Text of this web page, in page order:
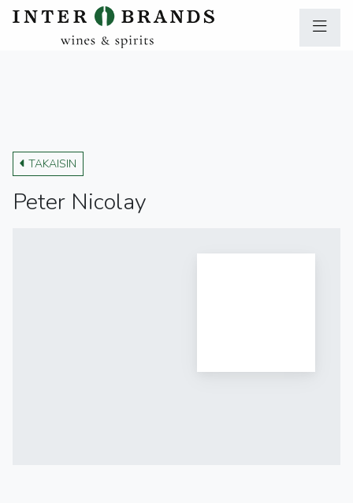
TAKAISIN
Peter Nicolay